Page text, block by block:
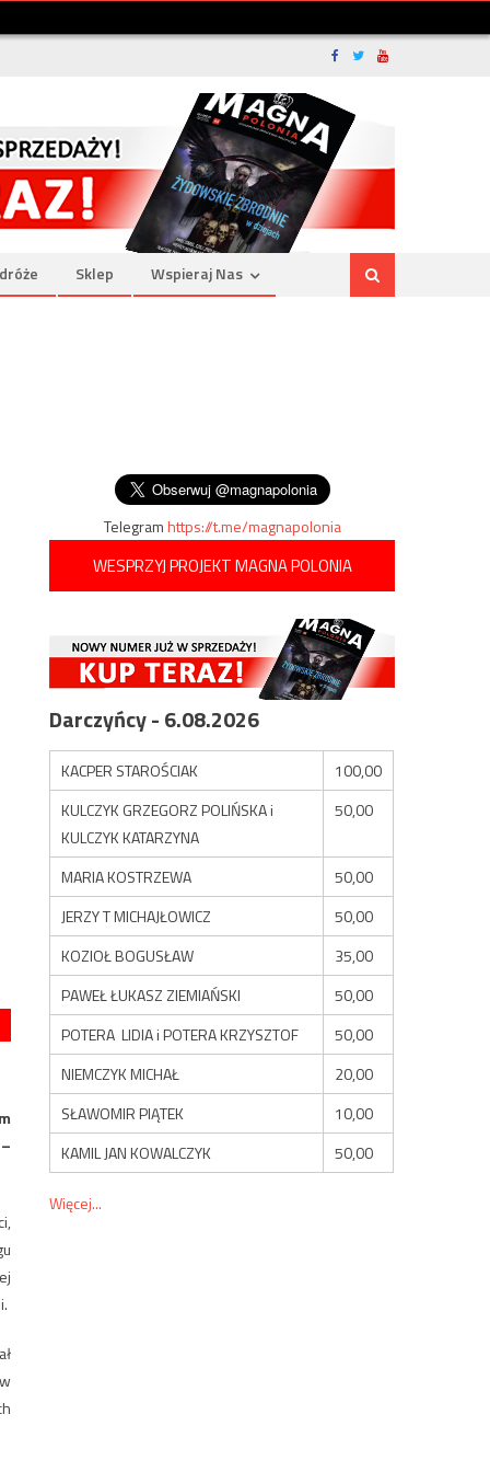
Sklep Wspieraj Nas
Telegramhttps://t.me/magnapolonia
WESPRZYJ PROJEKT MAGNA POLONIA
Darczyńcy - 6.08.2026
KACPER STAROŚCIAK
100,00
KULCZYK GRZEGORZ POLIŃSKA i
KULCZYK KATARZYNA
50,00
MARIA KOSTRZEWA
50,00
JERZY T MICHAJŁOWICZ
50,00
KOZIOŁ BOGUSŁAW
35,00
PAWEŁ ŁUKASZ ZIEMIAŃSKI
50,00
POTERA LIDIA i POTERA KRZYSZTOF
50,00
NIEMCZYK MICHAŁ
20,00
SŁAWOMIR PIĄTEK
10,00
KAMIL JAN KOWALCZYK
50,00
Więcej...